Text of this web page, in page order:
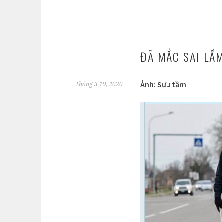
ĐÃ MẮC SAI
Tháng 3 19, 2020 Ảnh: Sưu tầm